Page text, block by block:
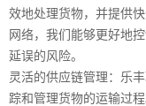
效地处理货物，并提供
网络，我们能够更好地
延误的风险。
灵活的供应链管理：乐
踪和管理货物的运输过